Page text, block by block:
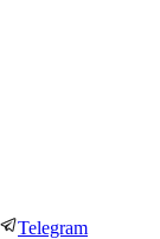
Telegram